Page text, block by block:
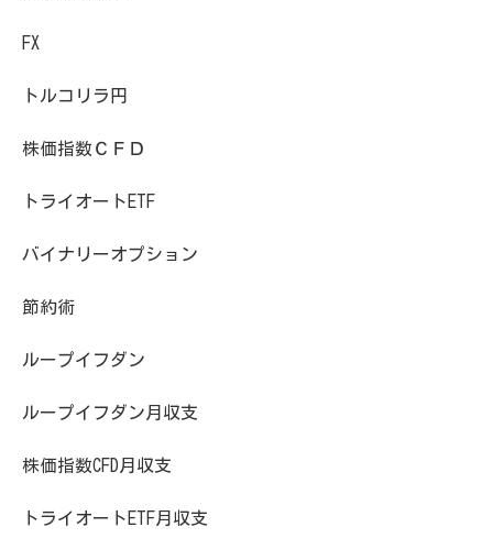
FX
トルコリラ円
株価指数ＣＦＤ
トライオートETF
バイナリーオプション
節約術
ループイフダン
ループイフダン月収支
株価指数CFD月収支
トライオートETF月収支